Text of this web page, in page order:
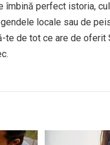
îmbină perfect istoria,
locale sau de
te de tot ce are de